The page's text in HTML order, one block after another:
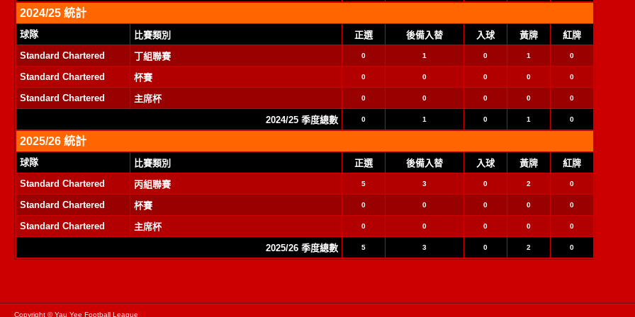
2024/25 統計
球隊 比賽類別 正選 後備入替 入球 黃牌
紅牌
Standard Chartered
丁組聯賽 0 1 0 1 0
Standard Chartered 杯賽 0 0 0 0 0
Standard Chartered 主席杯 0 0 0 0 0
2024/25 季度總數 0 1 0 1 0
2025/26 統計
球隊 比賽類別 正選 後備入替 入球 黃牌
紅牌
Standard Chartered
丙組聯賽 5 3 0 2 0
Standard Chartered 杯賽 0 0 0 0 0
Standard Chartered 主席杯 0 0 0 0 0
2025/26 季度總數 5 3 0 2 0
Copyright © Yau Yee Football League